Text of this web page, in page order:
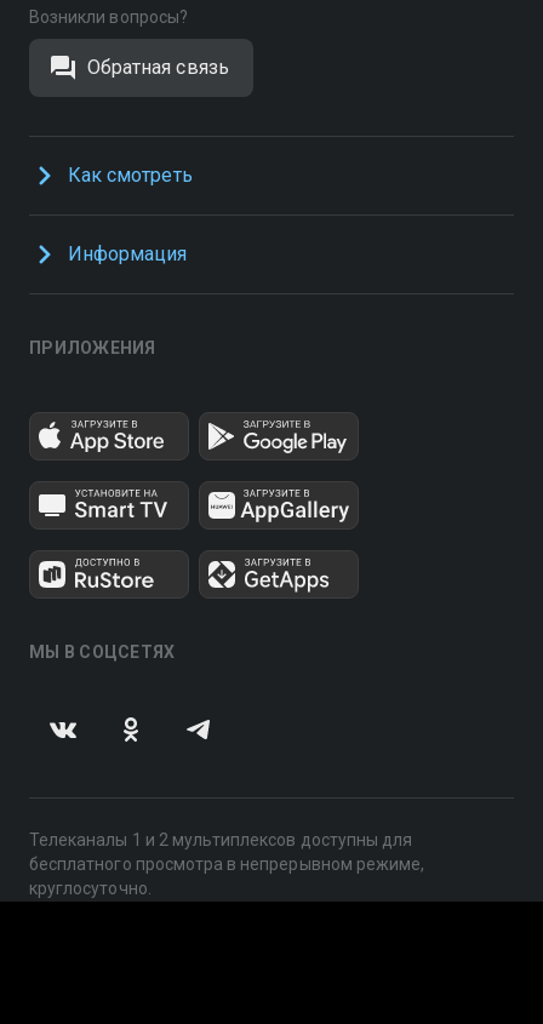
Возникли вопросы?
Обратная связь
Как смотреть
Информация
ПРИЛОЖЕНИЯ
МЫ В СОЦСЕТЯХ
Телеканалы 1 и 2 мультиплексов доступны для
бесплатного просмотра в непрерывном режиме,
круглосуточно.